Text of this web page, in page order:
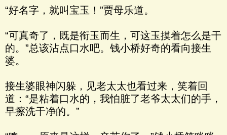
“好名字，就叫宝玉！”贾母乐道。
“可真奇了，既是衔玉而生，可这玉摸着怎么是干
的。”总该沾点口水吧。钱小桥好奇的看向接生
婆。
接生婆眼神闪躲，见老太太也看过来，笑着回
道：“是粘着口水的，我怕脏了老爷太太们的手，
早擦洗干净的。”